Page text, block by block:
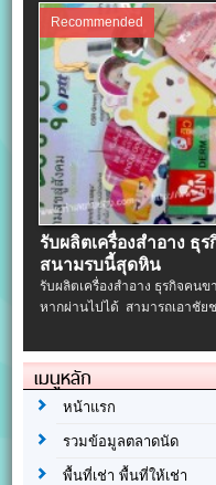
Recommended
รับผลิตเครื่องสําอาง ธุ
สนามรบนี้สุดหิน
รับผลิตเครื่องสําอาง ธุรกิจคน
หากผ่านไปได้ สามารถเอาชัย
เมนูหลัก
หน้าแรก
รวมข้อมูลตลาดนัด
พื้นที่เช่า พื้นที่ให้เช่า